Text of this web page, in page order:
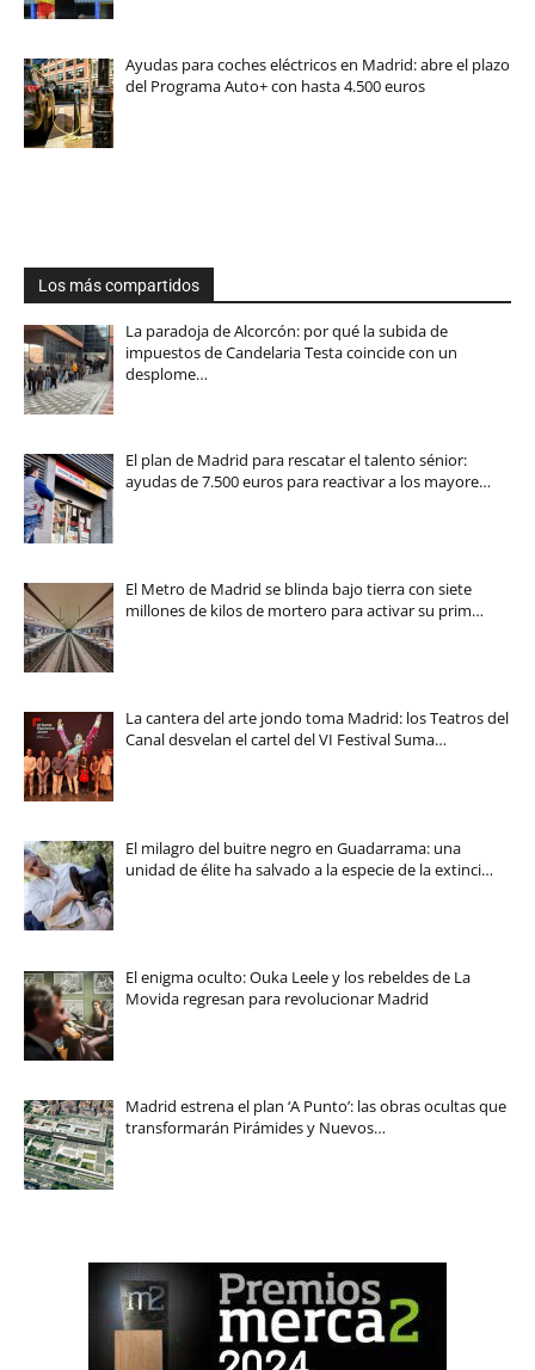
Ayudas para coches eléctricos en Madrid: abre el plazo
del Programa Auto+ con hasta 4.500 euros
Los más compartidos
La paradoja de Alcorcón: por qué la subida de
impuestos de Candelaria Testa coincide con un
desplome…
El plan de Madrid para rescatar el talento sénior:
ayudas de 7.500 euros para reactivar a los mayore…
El Metro de Madrid se blinda bajo tierra con siete
millones de kilos de mortero para activar su prim…
La cantera del arte jondo toma Madrid: los Teatros del
Canal desvelan el cartel del VI Festival Suma…
El milagro del buitre negro en Guadarrama: una
unidad de élite ha salvado a la especie de la extinci…
El enigma oculto: Ouka Leele y los rebeldes de La
Movida regresan para revolucionar Madrid
Madrid estrena el plan ‘A Punto’: las obras ocultas que
transformarán Pirámides y Nuevos…